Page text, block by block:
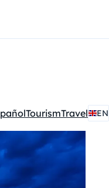
TourismTravel EN